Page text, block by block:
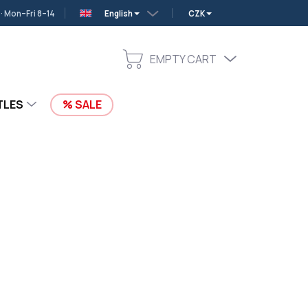
CZK
English
Mon–Fri 8–14
SHOPPING
EMPTY CART
SALE